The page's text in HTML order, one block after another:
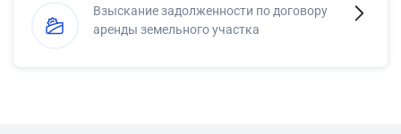
Взыскание задолженности по договору
аренды земельного участка